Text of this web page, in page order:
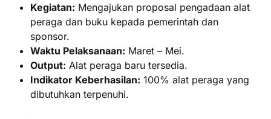
Kegiatan: Mengajukan proposal pengadaan alat
peraga dan buku kepada pemerintah dan
sponsor.
Waktu Pelaksanaan: Maret – Mei.
Output: Alat peraga baru tersedia.
Indikator Keberhasilan: 100% alat peraga yang
dibutuhkan terpenuhi.